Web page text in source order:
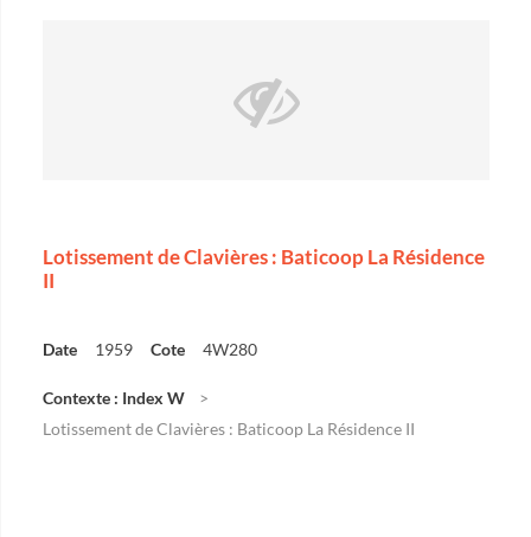
Lotissement de Clavières : Baticoop La Résidence
II
Date 1959 Cote 4W280
Contexte : Index W
Lotissement de Clavières : Baticoop La Résidence II